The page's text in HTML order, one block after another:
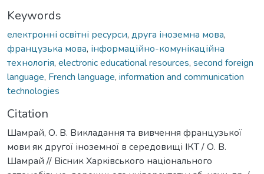
Keywords
електронні освітні ресурси, друга іноземна мова,
французька мова, інформаційно-комунікаційна
технологія, electronic educational resources, second foreign
language, French language, information and communication
technologies
Citation
Шамрай, О. В. Викладання та вивчення французької
мови як другої іноземної в середовищі ІКТ / О. В.
Шамрай // Вiсник Харкiвського нацiонального